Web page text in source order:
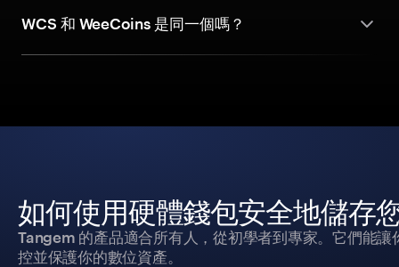
WCS 和 WeeCoins 是同一個嗎？
如何使用硬體錢包安全地儲存
Tangem 的產品適合所有人，從初學者到專家。它們能
控並保護你的數位資產。